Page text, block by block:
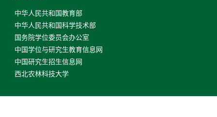
中华人民共和国教育部
中华人民共和国科学技术部
国务院学位委员会办公室
中国学位与研究生教育信息网
中国研究生招生信息网
西北农林科技大学